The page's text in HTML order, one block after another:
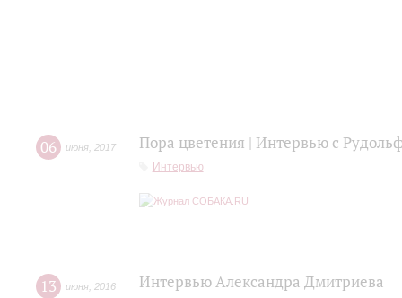
06 июня 2017 Пора цветения | Интервью с
Интервью
13 июня 2016 Интервью Александра Дмитриева